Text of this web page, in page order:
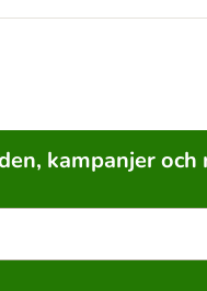
kampanjer och